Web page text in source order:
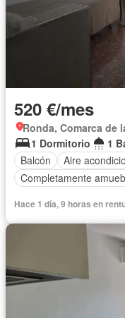
520 €/mes
Ronda, Comarca de
1 Dormitorio
1
Balcón
Aire
Completamente
Hace 1 día, 9 horas en